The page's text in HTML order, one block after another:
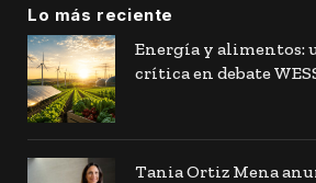
Lo más reciente
Energía y alimentos:
crítica en debate
Tania Ortiz Mena